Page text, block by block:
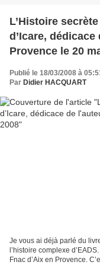
L’Histoire
d’Icare,
Provence le 20
Publié le 18/03/2008 à
Par Didier HACQUART
Je vous ai déjà parlé du
l’histoire complexe
Fnac d’Aix en Provence.